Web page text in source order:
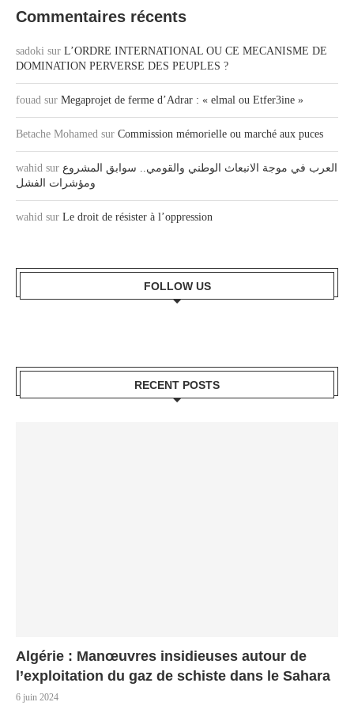
Commentaires récents
sadoki sur L’ORDRE INTERNATIONAL OU CE MECANISME DE
DOMINATION PERVERSE DES PEUPLES ?
fouad sur Megaprojet de ferme d’Adrar : « elmal ou Etfer3ine »
Betache Mohamed sur Commission mémorielle ou marché aux puces
wahid sur العرب في موجة الانبعاث الوطني والقومي.. سوابق المشروع
ومؤشرات الفشل
wahid sur Le droit de résister à l’oppression
FOLLOW US
RECENT POSTS
Algérie : Manœuvres insidieuses autour de
l’exploitation du gaz de schiste dans le Sahara
6 juin 2024